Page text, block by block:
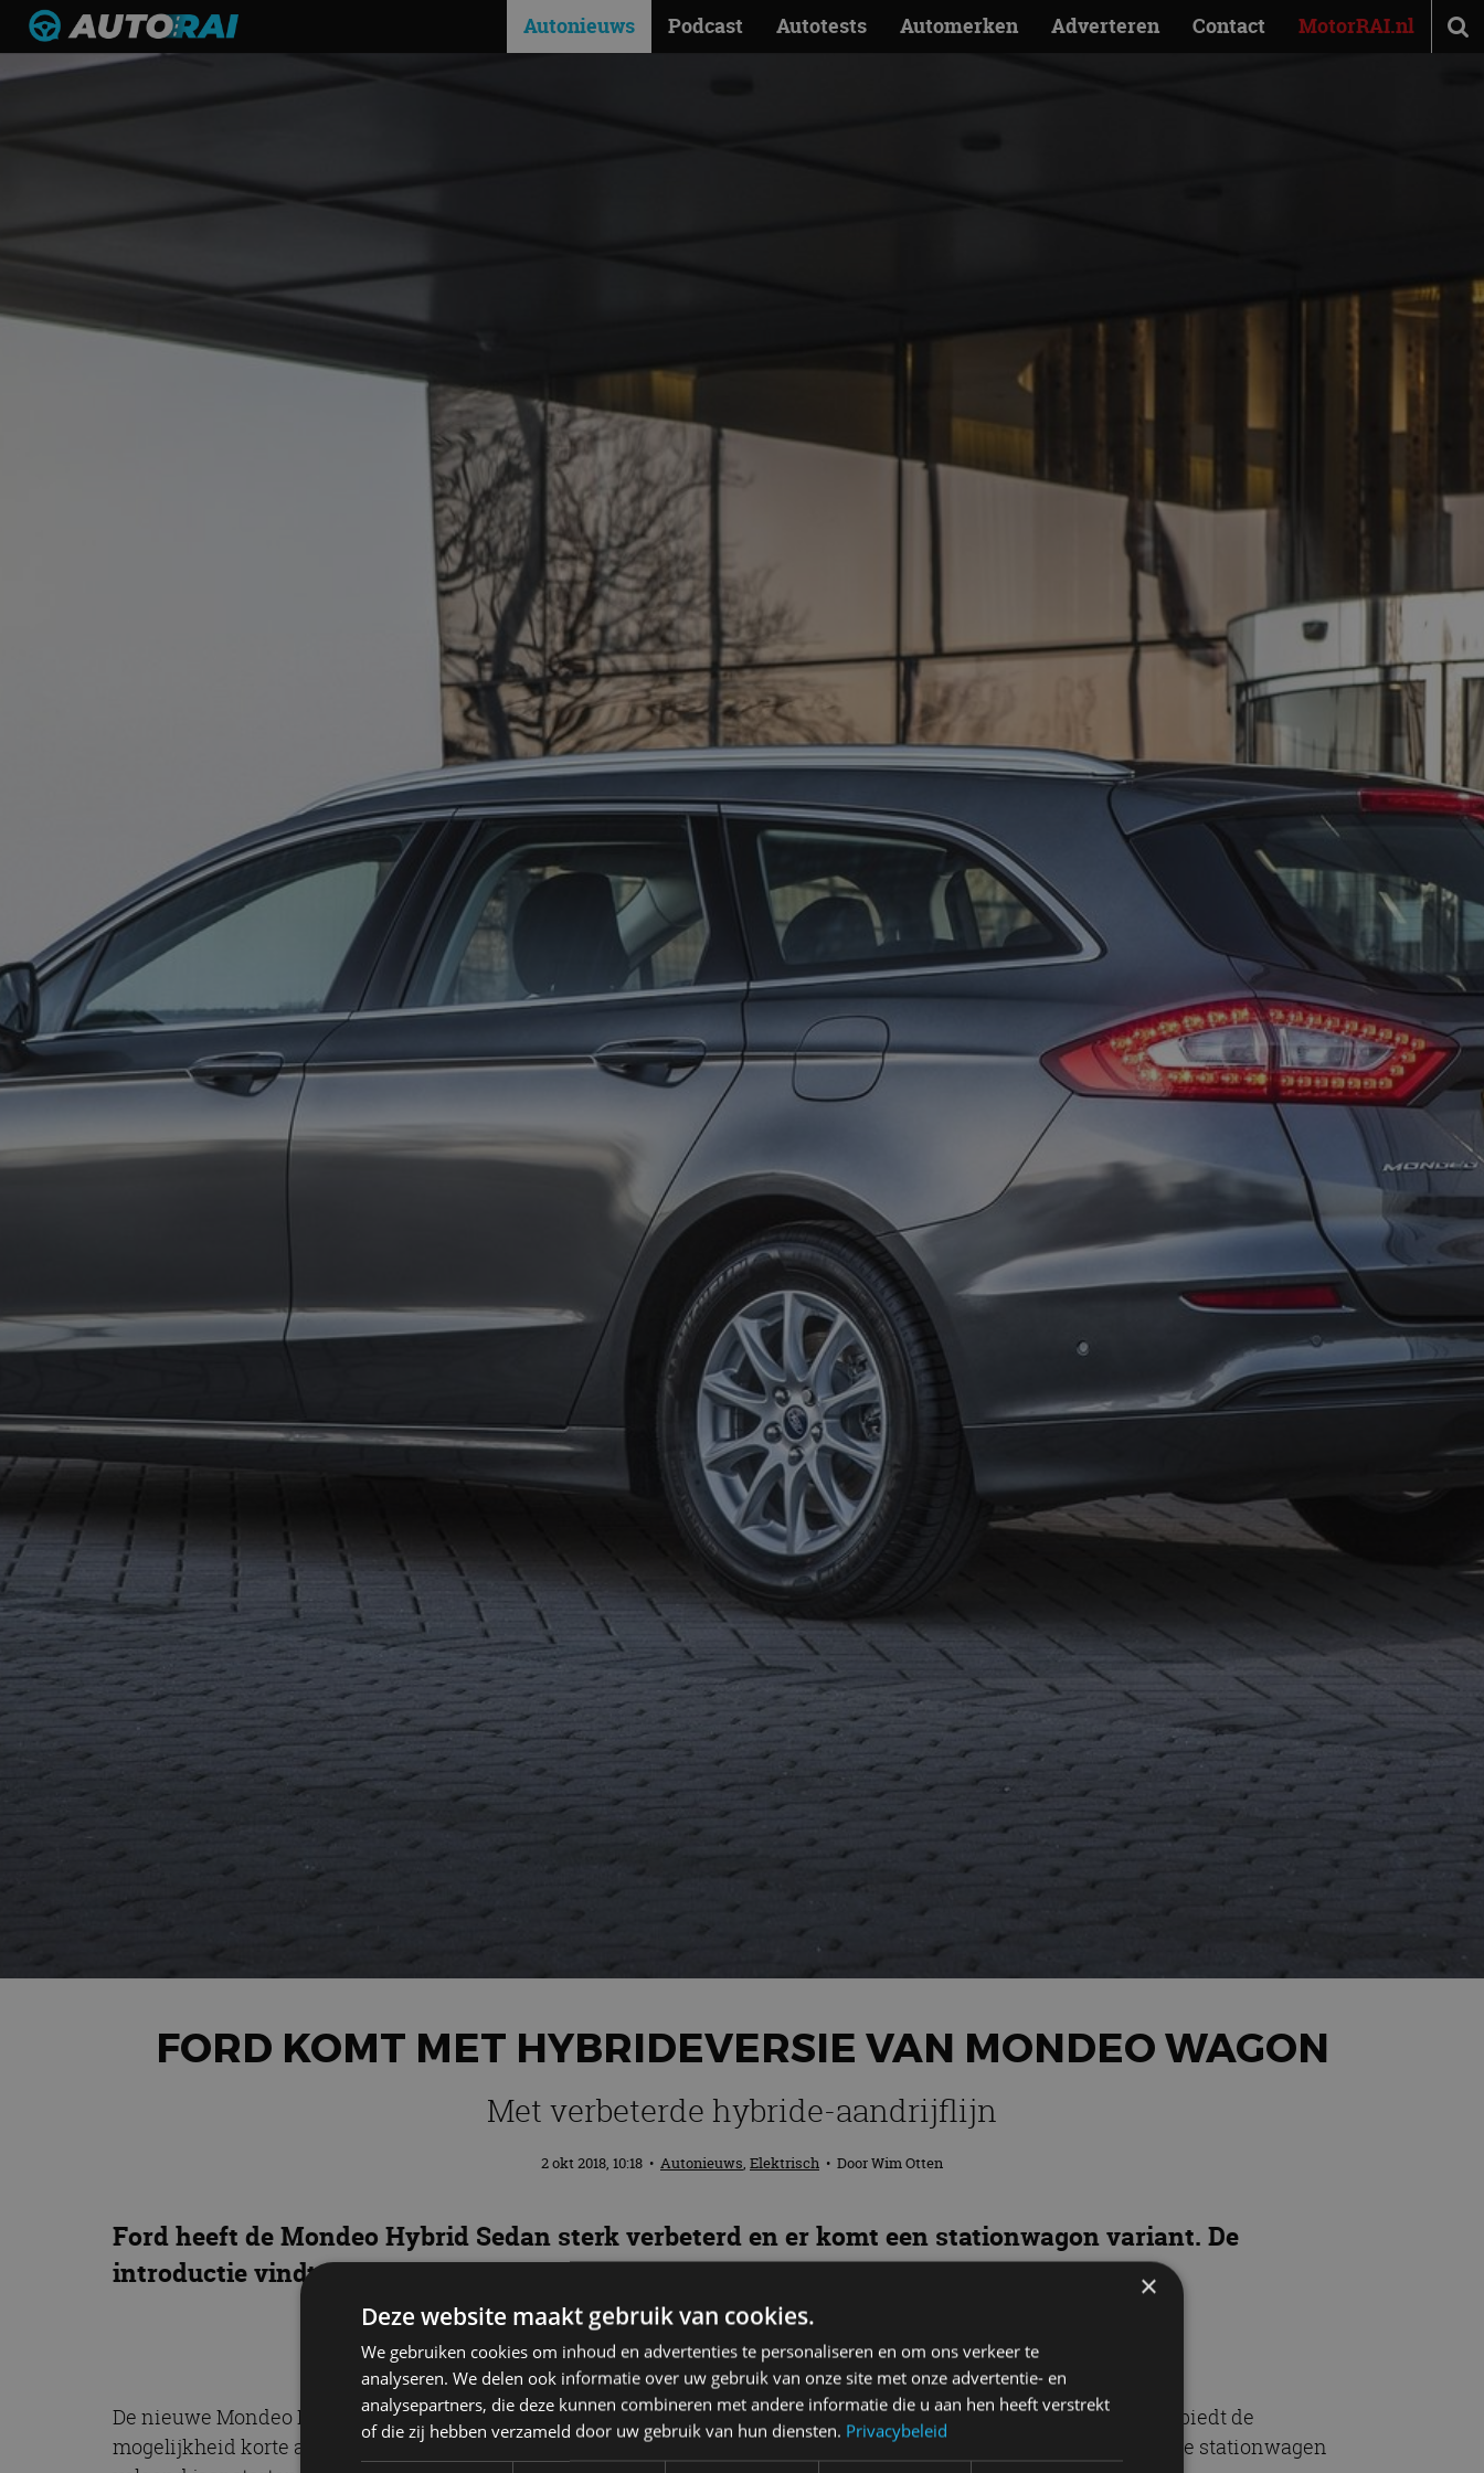
Autonieuws Podcast Autotests Automerken Adverteren Contact MotorRAI.nl
FORD KOMT MET HYBRIDEVERSIE VAN MONDEO WAGON
Met verbeterde hybride-aandrijflijn
2 okt 2018, 10:18 • Autonieuws, Elektrisch • DoorWim Otten
Ford heeft de Mondeo Hybrid Sedan sterk verbeterd en er komt een stationwagon variant. De
introductie vindt plaats in 2019.
De nieuwe Mondeo Hybrid Wagon is puur voor de Europese markt ontwikkeld. De benzine-elektrische aandrijflijn biedt de
mogelijkheid korte afstanden volledig elektrisch te overbruggen. Samen met de sedanversie zal de productie van de stationwagen
×
Deze website maakt gebruik van cookies.
We gebruiken cookies om inhoud en advertenties te personaliseren en om ons verkeer te
analyseren. We delen ook informatie over uw gebruik van onze site met onze advertentie- en
analysepartners, die deze kunnen combineren met andere informatie die u aan hen heeft verstrekt
of die zij hebben verzameld door uw gebruik van hun diensten. Privacybeleid